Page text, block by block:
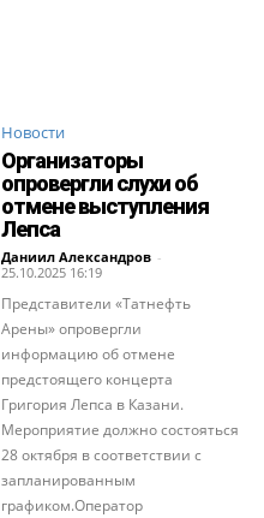
Новости
Организаторы
опровергли слухи об
отмене выступления
Лепса
Даниил Александров -
25.10.2025 16:19
Представители «Татнефть
Арены» опровергли
информацию об отмене
предстоящего концерта
Григория Лепса в Казани.
Мероприятие должно состояться
28 октября в соответствии с
запланированным
графиком.Оператор